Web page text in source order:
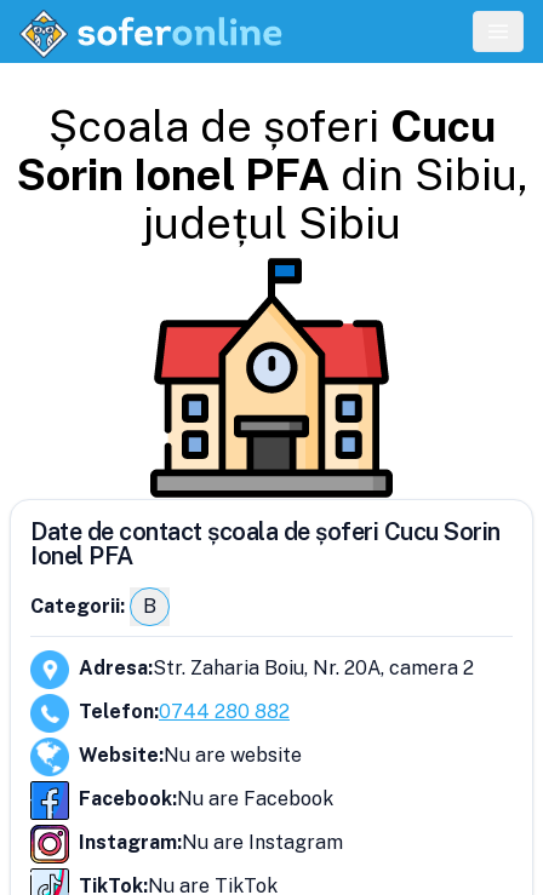
Școala de șoferi Cucu
Sorin Ionel PFA din Sibiu,
județul Sibiu
Date de contact școala de șoferi Cucu Sorin
Ionel PFA
Categorii: B
Adresa:Str. Zaharia Boiu, Nr. 20A, camera 2
Telefon:0744 280 882
Website:Nu are website
Facebook:Nu are Facebook
Instagram:Nu are Instagram
TikTok:Nu are TikTok